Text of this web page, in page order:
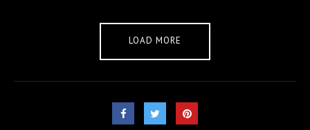
LOAD MORE